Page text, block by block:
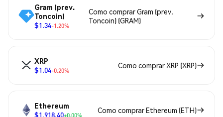
Gram (prev.
Toncoin)
$1.34-1.20%
Como comprar Gram (prev.
Toncoin) (GRAM)
XRP
$1.04-0.20%
Como comprar XRP (XRP)
Ethereum
$1,918.40+0.00%
Como comprar Ethereum (ETH)